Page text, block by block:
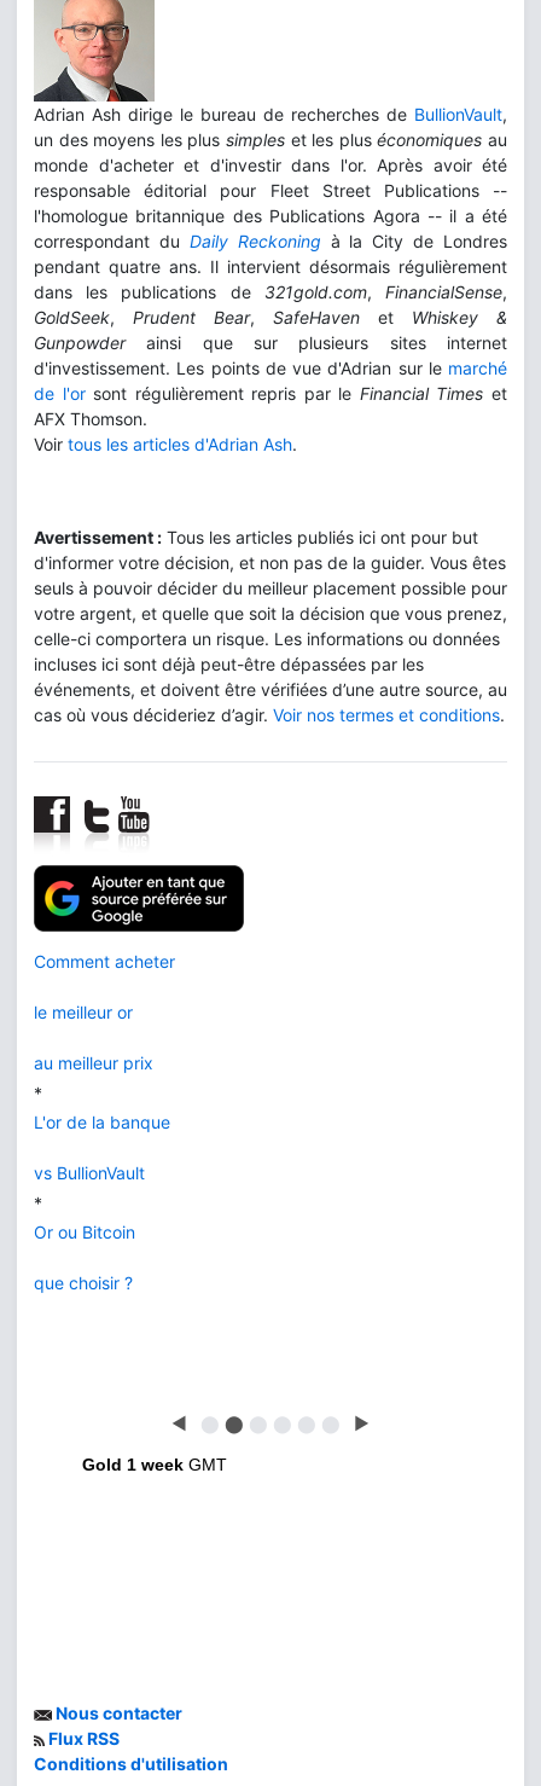
Adrian Ash dirige le bureau de recherches de BullionVault,
un des moyens les plus simples et les pluséconomiquesau
monde d'acheter et d'investir dans l'or. Après avoir été
responsable éditorial pour Fleet Street Publications --
l'homologue britannique des Publications Agora -- il a été
correspondant du Daily Reckoning à la City de Londres
pendant quatre ans. Il intervient désormais régulièrement
dans les publications de 321gold.com,FinancialSense,
GoldSeek, Prudent Bear, SafeHaven et Whiskey &
Gunpowderainsi que sur plusieurs sites internet
d'investissement. Les points de vue d'Adrian sur le marché
de l'orsont régulièrement repris par le Financial Times et
AFX Thomson.
Voir tous les articles d'Adrian Ash.
Avertissement : Tous les articles publiés ici ont pour but
d'informer votre décision, et non pas de la guider. Vous êtes
seuls à pouvoir décider du meilleur placement possible pour
votre argent, et quelle que soit la décision que vous prenez,
celle-ci comportera un risque. Les informations ou données
incluses ici sont déjà peut-être dépassées par les
événements, et doivent être vérifiées d’une autre source, au
cas où vous décideriez d’agir. Voir nos termes et conditions.
Comment acheter
le meilleur or
au meilleur prix
*
L'or de la banque
vs BullionVault
*
Or ou Bitcoin
que choisir ?
◀ ⬤ ⬤ ⬤ ⬤ ⬤ ⬤ ▶
Gold 1 week GMT
Nous contacter
Flux RSS
Conditions d'utilisation